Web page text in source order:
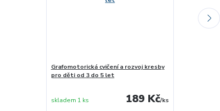
Grafomotorická cvičení a rozvoj kresby
pro děti od 3 do 5 let
189 Kč/ks
skladem 1 ks